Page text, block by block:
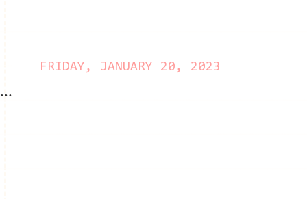
FRIDAY, JANUARY 20, 2023
...